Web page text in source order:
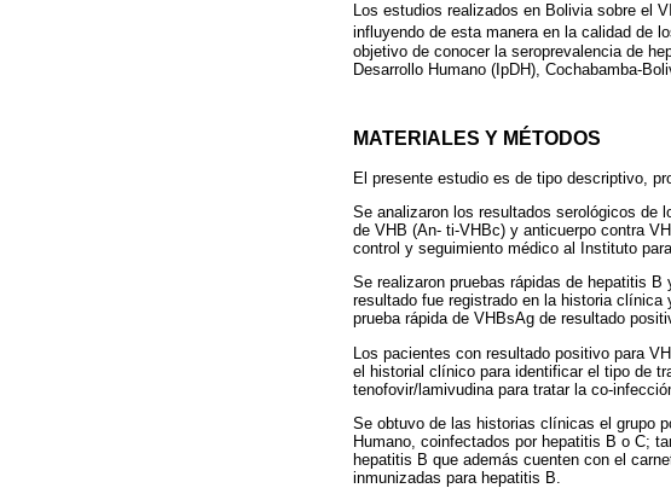
Los estudios realizados en Bolivia sobre el
influyendo de esta manera en la calidad de
objetivo de conocer la seroprevalencia de
Desarrollo Humano (IpDH), Cochabamba-
MATERIALES Y MÉTODOS
El presente estudio es de tipo descriptivo,
Se analizaron los resultados serológicos de
de VHB (An- ti-VHBc) y anticuerpo contra
control y seguimiento médico al Instituto
Se realizaron pruebas rápidas de hepatitis
resultado fue registrado en la historia
prueba rápida de VHBsAg de resultado
Los pacientes con resultado positivo para
el historial clínico para identificar el tipo de
tenofovir/lamivudina para tratar la co-
Se obtuvo de las historias clínicas el grupo
Humano, coinfectados por hepatitis B o C;
hepatitis B que además cuenten con el
inmunizadas para hepatitis B.